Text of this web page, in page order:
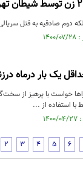
قتل سریالی 26 زن تهرانی اعتراف
یک بار درماه
خواست با پرهیز از
با استفاده از ...
2 3 4 5 6